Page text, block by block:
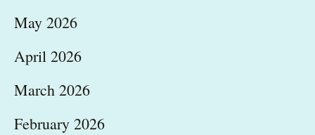
May 2026
April 2026
March 2026
February 2026